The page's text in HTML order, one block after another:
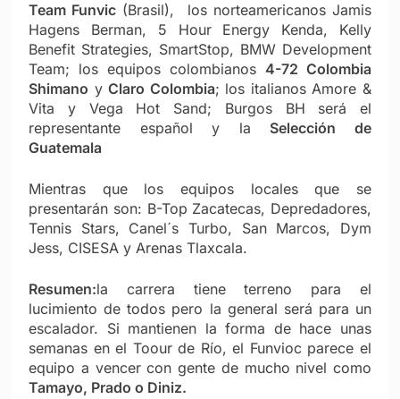
Team Funvic (Brasil), los norteamericanos Jamis
Hagens Berman, 5 Hour Energy Kenda, Kelly
Benefit Strategies, SmartStop, BMW Development
Team; los equipos colombianos 4-72 Colombia
Shimano yClaro Colombia; los italianos Amore &
Vita y Vega Hot Sand; Burgos BH será el
representante español y la Selección de
Guatemala
Mientras que los equipos locales que se
presentarán son: B-Top Zacatecas, Depredadores,
Tennis Stars, Canel´s Turbo, San Marcos, Dym
Jess, CISESA y Arenas Tlaxcala.
Resumen:la carrera tiene terreno para el
lucimiento de todos pero la general será para un
escalador. Si mantienen la forma de hace unas
semanas en el Toour de Río, el Funvioc parece el
equipo a vencer con gente de mucho nivel como
Tamayo, Prado o Diniz.